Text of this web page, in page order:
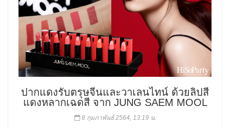
ปากแดงรับตรุษจีนและวาเลนไทน์ ด้วยลิปสี
แดงหลากเฉดสี จาก JUNG SAEM MOOL
8 กุมภาพันธ์ 2564, 13:19 น.